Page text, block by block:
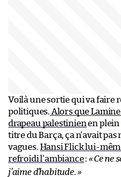
Voilà une sortie qui va faire
politiques. Alors que
drapeau palestinienen plein
titre du Barça, ça n’avait
vagues. Hansi Flick lui-
refroidi l’ambiance:«Ce ne
j’aime d’habitude.»